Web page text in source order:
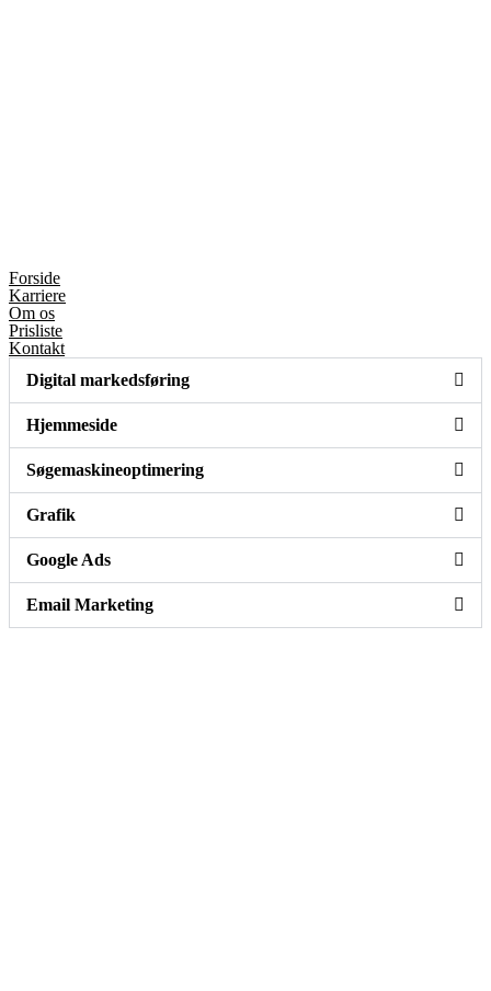
Forside
Karriere
Om os
Prisliste
Kontakt
Digital markedsføring
Hjemmeside
Søgemaskineoptimering
Grafik
Google Ads
Email Marketing